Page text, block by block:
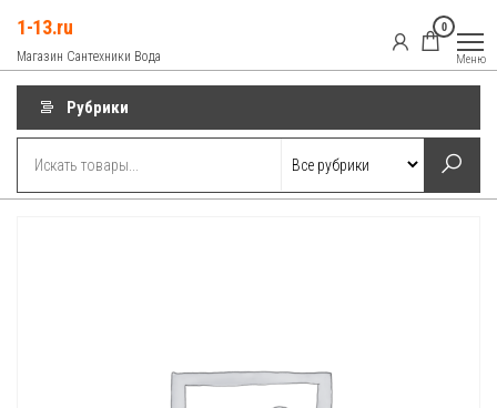
содержимому
1-13.ru
Магазин Сантехники Вода
0
Меню
Рубрики